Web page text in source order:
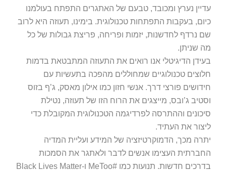
נערץ ומכובד, טבעם של האתגרים התפתח בעולמנו
בעקבות התפתחות טכנולוגית. בימינו, תעוזה היא לרוב
נרדף לחדשנות, יזמות ופריחה, פריצת גבולות של כל
שניתן.
הדיגיטלי אנו רואים את התעוזה המתבטאת בדמות
טכנולוגיים שמחוללים מהפכה בתעשיות עם
פורצי דרך. אנשי חזון כמו אילון מאסק, ג’ף בזוס
ג’ובס, מייצגים את הרוח הזו של תעוזה, נטילת
וההתרסה לפרדיגמה הטכנולוגית המקובלת כדי
את העתיד.
מכך, הדמוקרטיזציה של המידע ועליית המדיה
העצימו אנשים לדבר ולאתגר את הסמכות
בדרכים חדשות. תנועות כמו #MeToo ו-Black Lives Matter